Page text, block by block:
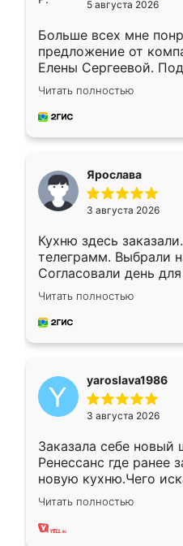
5 августа 2026
Больше всех мне
предложение от
Елены Сергеевой.
короткие сроки
для замера
предложил по моему
Читать полностью
Ярослава
3 августа 2026
Кухню здесь
телеграмм. Выбрали
Согласовали день
недели кухня была
довольны работой.
мебель за
Читать полностью
yaroslava1986
3 августа 2026
Заказала себе новый
Ренессанс где ранее
новую кухню.Чего
вполне довольна.
два года, нареканий
Читать полностью